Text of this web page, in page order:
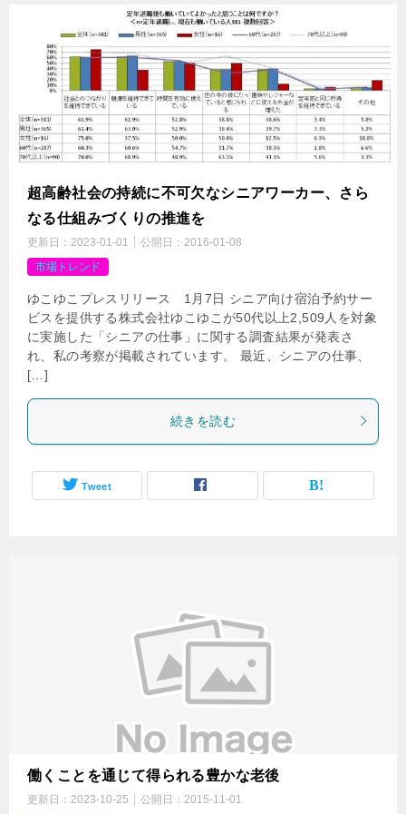
超高齢社会の持続に不可欠なシニアワーカー、さら
なる仕組みづくりの推進を
更新日： 2023-01-01 公開日： 2016-01-08
市場トレンド
ゆこゆこプレスリリース 1月7日 シニア向け宿泊予約サー
ビスを提供する株式会社ゆこゆこが50代以上2,509人を対象
に実施した「シニアの仕事」に関する調査結果が発表さ
れ、私の考察が掲載されています。 最近、シニアの仕事、
[…]
続きを読む
Tweet
働くことを通じて得られる豊かな老後
更新日： 2023-10-25 公開日： 2015-11-01